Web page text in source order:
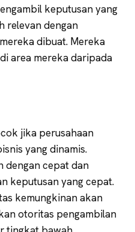
keputusan yang
relevan dengan
dibuat. Mereka
area mereka daripada
jika perusahaan
yang dinamis.
dengan cepat dan
keputusan yang cepat.
kemungkinan akan
otoritas pengambilan